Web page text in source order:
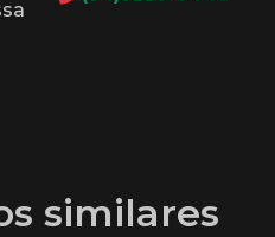
similares